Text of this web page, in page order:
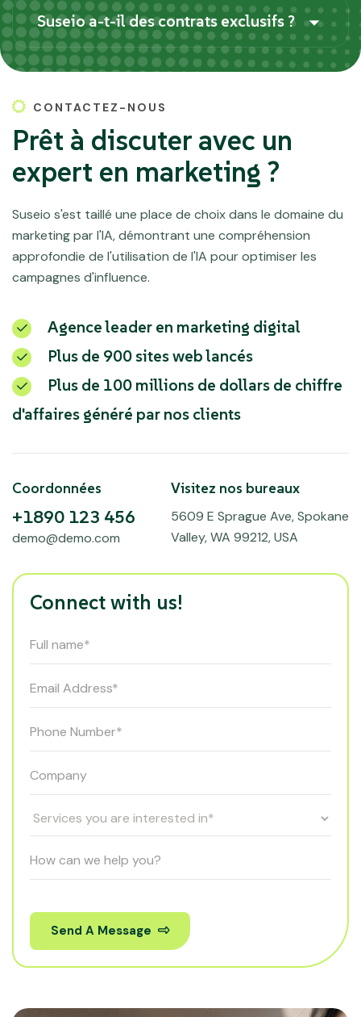
Suseio a-t-il des contrats exclusifs ?
CONTACTEZ-NOUS
Prêt à discuter avec un
expert en marketing ?
Suseio s'est taillé une place de choix dans le domaine du
marketing par l'IA, démontrant une compréhension
approfondie de l'utilisation de l'IA pour optimiser les
campagnes d'influence.
Agence leader en marketing digital
Plus de 900 sites web lancés
Plus de 100 millions de dollars de chiffre
d'affaires généré par nos clients
Coordonnées
+1890 123 456
demo@demo.com
Visitez nos bureaux
5609 E Sprague Ave, Spokane
Valley, WA 99212, USA
Connect with us!
Send A Message